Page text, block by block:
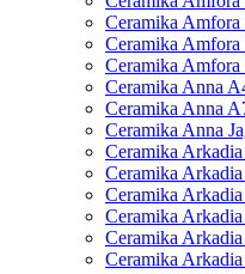
Ceramika
Ceramika
Ceramika
Ceramika Anna
Ceramika Anna
Ceramika Anna
Ceramika
Ceramika
Ceramika
Ceramika
Ceramika
Ceramika